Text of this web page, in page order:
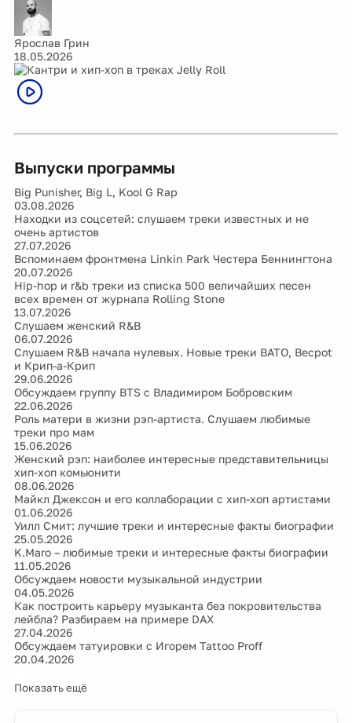
Ярослав Грин
18.05.2026
Выпуски программы
Big Punisher, Big L, Kool G Rap
03.08.2026
Находки из соцсетей: слушаем треки известных и не
очень артистов
27.07.2026
Вспоминаем фронтмена Linkin Park Честера Беннингтона
20.07.2026
Hip-hop и r&b треки из списка 500 величайших песен
всех времен от журнала Rolling Stone
13.07.2026
Слушаем женский R&B
06.07.2026
Слушаем R&B начала нулевых. Новые треки BATO, Becpot
и Крип-а-Крип
29.06.2026
Обсуждаем группу BTS с Владимиром Бобровским
22.06.2026
Роль матери в жизни рэп-артиста. Слушаем любимые
треки про мам
15.06.2026
Женский рэп: наиболее интересные представительницы
хип-хоп комьюнити
08.06.2026
Майкл Джексон и его коллаборации с хип-хоп артистами
01.06.2026
Уилл Смит: лучшие треки и интересные факты биографии
25.05.2026
K.Maro – любимые треки и интересные факты биографии
11.05.2026
Обсуждаем новости музыкальной индустрии
04.05.2026
Как построить карьеру музыканта без покровительства
лейбла? Разбираем на примере DAX
27.04.2026
Обсуждаем татуировки с Игорем Tattoo Proff
20.04.2026
Показать ещё